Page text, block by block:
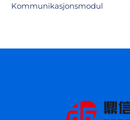
Kommunikasjonsmodul